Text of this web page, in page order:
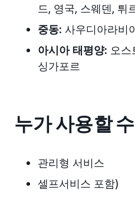
드, 영국, 스웨덴, 튀
중동: 사우디아라비
아시아 태평양: 오스
싱가포르
누가 사용할
관리형 서비스
셀프서비스 포함)